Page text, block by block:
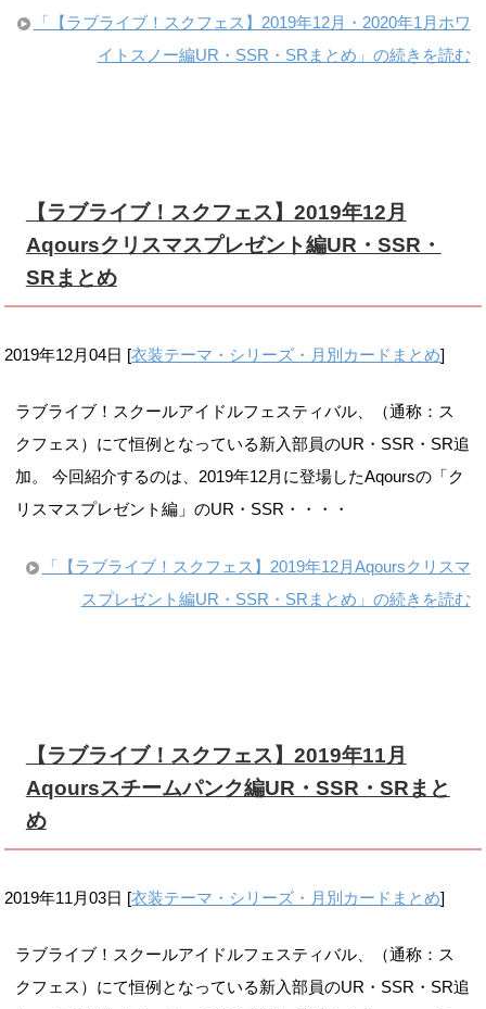
「【ラブライブ！スクフェス】2019年12月・2020年1月ホワ
イトスノー編UR・SSR・SRまとめ」の続きを読む
【ラブライブ！スクフェス】2019年12月
Aqoursクリスマスプレゼント編UR・SSR・
SRまとめ
2019年12月04日 [衣装テーマ・シリーズ・月別カードまとめ]
ラブライブ！スクールアイドルフェスティバル、（通称：ス
クフェス）にて恒例となっている新入部員のUR・SSR・SR追
加。 今回紹介するのは、2019年12月に登場したAqoursの「ク
リスマスプレゼント編」のUR・SSR・・・・
「【ラブライブ！スクフェス】2019年12月Aqoursクリスマ
スプレゼント編UR・SSR・SRまとめ」の続きを読む
【ラブライブ！スクフェス】2019年11月
Aqoursスチームパンク編UR・SSR・SRまと
め
2019年11月03日 [衣装テーマ・シリーズ・月別カードまとめ]
ラブライブ！スクールアイドルフェスティバル、（通称：ス
クフェス）にて恒例となっている新入部員のUR・SSR・SR追